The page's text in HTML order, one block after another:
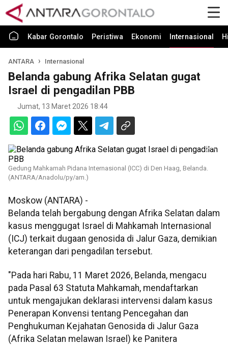
Kabar Gorontalo Peristiwa Ekonomi Internasional
ANTARA Internasional
Belanda gabung Afrika Selatan gugat
Israel di pengadilan PBB
Jumat, 13 Maret 2026 18:44
Gedung Mahkamah Pidana Internasional (ICC) di Den Haag, Belanda.
(ANTARA/Anadolu/py/am.)
Moskow (ANTARA) -
Belanda telah bergabung dengan Afrika Selatan dalam
kasus menggugat Israel di Mahkamah Internasional
(ICJ) terkait dugaan genosida di Jalur Gaza, demikian
keterangan dari pengadilan tersebut.
"Pada hari Rabu, 11 Maret 2026, Belanda, mengacu
pada Pasal 63 Statuta Mahkamah, mendaftarkan
untuk mengajukan deklarasi intervensi dalam kasus
Penerapan Konvensi tentang Pencegahan dan
Penghukuman Kejahatan Genosida di Jalur Gaza
(Afrika Selatan melawan Israel) ke Panitera